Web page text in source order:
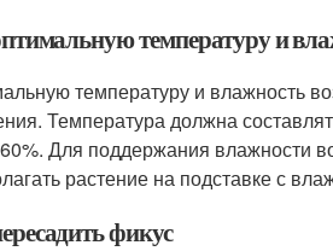
температуру и
температуру и влажность
Температура должна
Для поддержания влажности
растение на подставке с
фикус